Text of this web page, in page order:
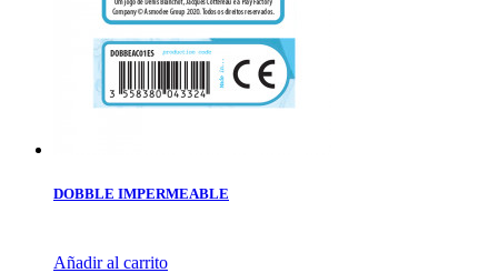
DOBBLE IMPERMEABLE
Añadir al carrito